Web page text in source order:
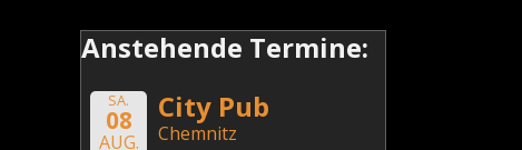
Anstehende Termine:
SA.
08
AUG.
City Pub
Chemnitz